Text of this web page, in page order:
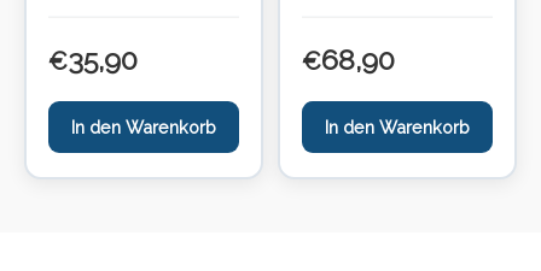
€35,90
In den Warenkorb
€68,90
In den Warenkorb